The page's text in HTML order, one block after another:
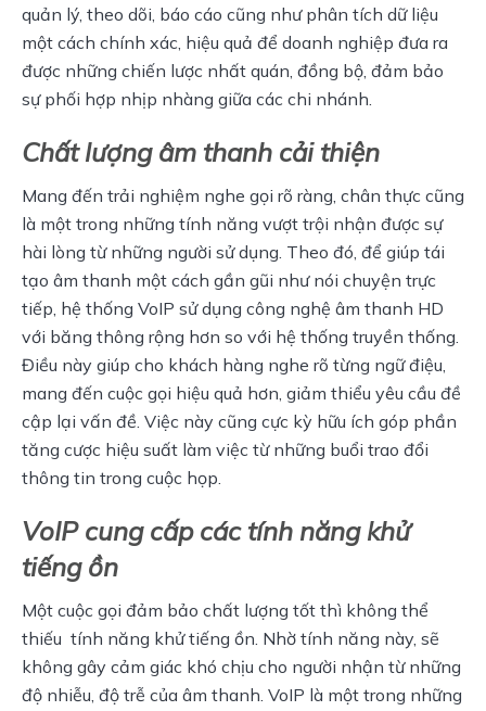
quản lý, theo dõi, báo cáo cũng như phân tích dữ liệu
một cách chính xác, hiệu quả để doanh nghiệp đưa ra
được những chiến lược nhất quán, đồng bộ, đảm bảo
sự phối hợp nhịp nhàng giữa các chi nhánh.
Chất lượng âm thanh cải thiện
Mang đến trải nghiệm nghe gọi rõ ràng, chân thực cũng
là một trong những tính năng vượt trội nhận được sự
hài lòng từ những người sử dụng. Theo đó, để giúp tái
tạo âm thanh một cách gần gũi như nói chuyện trực
tiếp, hệ thống VoIP sử dụng công nghệ âm thanh HD
với băng thông rộng hơn so với hệ thống truyền thống.
Điều này giúp cho khách hàng nghe rõ từng ngữ điệu,
mang đến cuộc gọi hiệu quả hơn, giảm thiểu yêu cầu đề
cập lại vấn đề. Việc này cũng cực kỳ hữu ích góp phần
tăng cược hiệu suất làm việc từ những buổi trao đổi
thông tin trong cuộc họp.
VoIP cung cấp các tính năng khử
tiếng ồn
Một cuộc gọi đảm bảo chất lượng tốt thì không thể
thiếu  tính năng khử tiếng ồn. Nhờ tính năng này, sẽ
không gây cảm giác khó chịu cho người nhận từ những
độ nhiễu, độ trễ của âm thanh. VoIP là một trong những